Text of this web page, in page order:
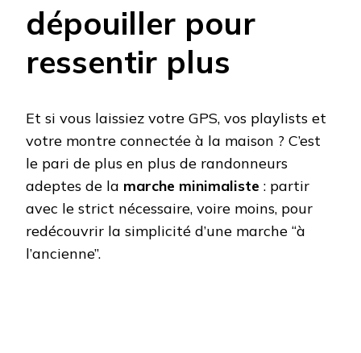
dépouiller pour
ressentir plus
Et si vous laissiez votre GPS, vos playlists et
votre montre connectée à la maison ? C’est
le pari de plus en plus de randonneurs
adeptes de la marche minimaliste : partir
avec le strict nécessaire, voire moins, pour
redécouvrir la simplicité d’une marche “à
l’ancienne”.